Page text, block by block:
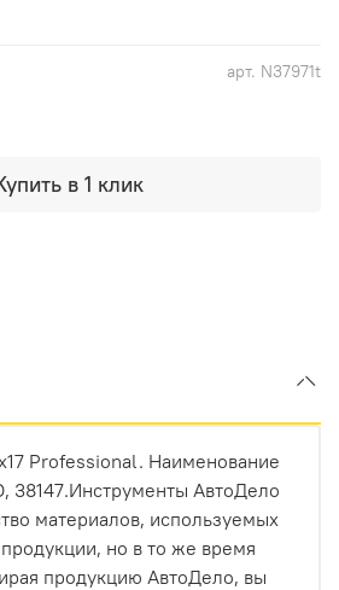
арт. N37971t
в 1 клик
Professional. Наименование
38147.Инструменты АвтоДело
материалов, используемых
но в то же время
продукцию АвтоДело, вы